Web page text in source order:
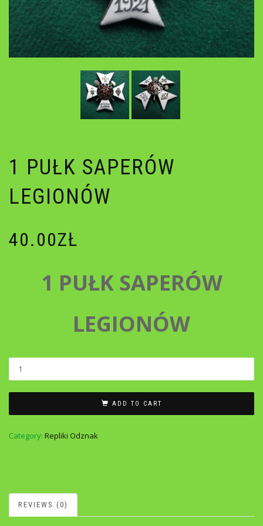
1 PUŁK SAPERÓW
LEGIONÓW
40.00ZŁ
1 PUŁK SAPERÓW
LEGIONÓW
ADD TO CART
Category: Repliki Odznak
REVIEWS (0)